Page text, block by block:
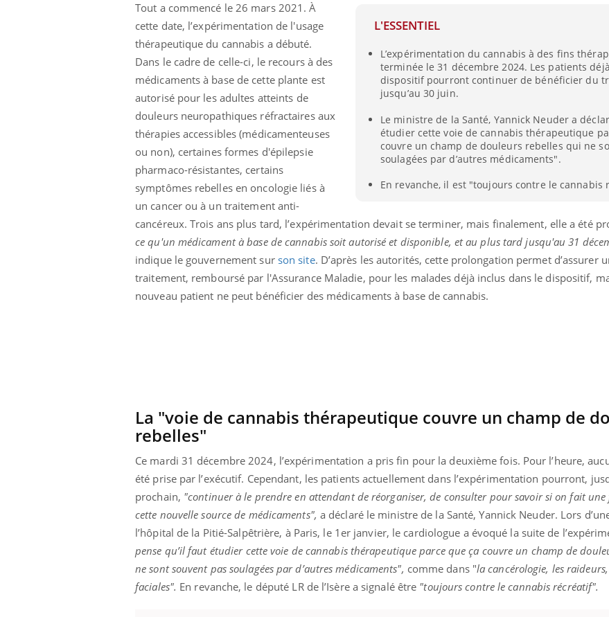
L'ESSENTIEL
L’expérimentation du cannabis à des fins
terminée le 31 décembre 2024. Les patients
dispositif pourront continuer de bénéficier du
jusqu’au 30 juin.
Le ministre de la Santé, Yannick Neuder a
étudier cette voie de cannabis thérapeutique
couvre un champ de douleurs rebelles qui ne
soulagées par d’autres médicaments".
En revanche, il est "toujours contre le cannabis
Tout a commencé le 26 mars 2021. À
cette date, l’expérimentation de l'usage
thérapeutique du cannabis a débuté.
Dans le cadre de celle-ci, le recours à des
médicaments à base de cette plante est
autorisé pour les adultes atteints de
douleurs neuropathiques réfractaires aux
thérapies accessibles (médicamenteuses
ou non), certaines formes d'épilepsie
pharmaco-résistantes, certains
symptômes rebelles en oncologie liés à
un cancer ou à un traitement anti-
cancéreux. Trois ans plus tard, l’expérimentation devait se terminer, mais finalement, elle a été
ce qu'un médicament à base de cannabis soit autorisé et disponible, et au plus tard jusqu'au 31
indique le gouvernement sur son site. D’après les autorités, cette prolongation permet d’assurer
traitement, remboursé par l'Assurance Maladie, pour les malades déjà inclus dans le dispositif,
nouveau patient ne peut bénéficier des médicaments à base de cannabis.
La "voie de cannabis thérapeutique couvre un champ de
rebelles"
Ce mardi 31 décembre 2024, l’expérimentation a pris fin pour la deuxième fois. Pour l’heure,
été prise par l’exécutif. Cependant, les patients actuellement dans l’expérimentation pourront,
prochain, "continuer à le prendre en attendant de réorganiser, de consulter pour savoir si on fait
cette nouvelle source de médicaments", a déclaré le ministre de la Santé, Yannick Neuder. Lors
l’hôpital de la Pitié-Salpêtrière, à Paris, le 1er janvier, le cardiologue a évoqué la suite de
pense qu’il faut étudier cette voie de cannabis thérapeutique parce que ça couvre un champ de
ne sont souvent pas soulagées par d’autres médicaments", comme dans "la cancérologie, les
faciales". En revanche, le député LR de l’Isère a signalé être "toujours contre le cannabis récréatif".
Il y a des sujets qui sont faciles à aborder...
d'autres non ! D'un côté, poser des
questions sur la maladie d'un proche c'est
Fatigue, irritabilité, brouillard mental ou
même alopécie… Les symptômes de la
carence en fer sont multiples ce qui la rend